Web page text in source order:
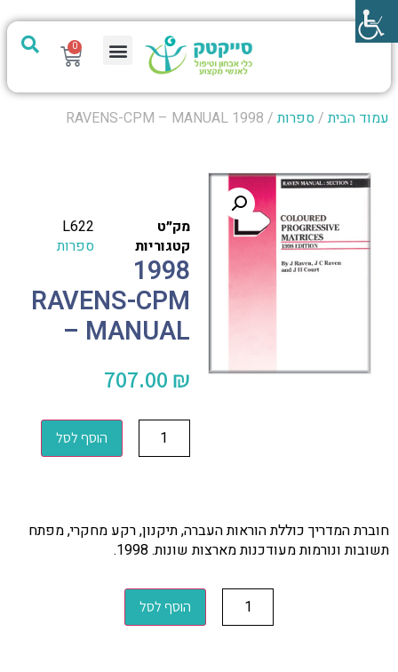
0
עמוד הבית/ספרות/ 1998 RAVENS-CPM – MANUAL
מק״ט
L622
קטגוריות
ספרות
1998
RAVENS-CPM
– MANUAL
707.00 ₪
הוסף לסל
חוברת המדריך כוללת הוראות העברה, תיקנון, רקע מחקרי, מפתח
תשובות ונורמות מעודכנות מארצות שונות. 1998.
הוסף לסל